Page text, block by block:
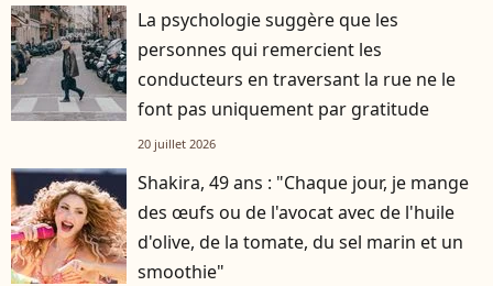
La psychologie suggère que les
personnes qui remercient les
conducteurs en traversant la rue ne le
font pas uniquement par gratitude
20 juillet 2026
Shakira, 49 ans : "Chaque jour, je mange
des œufs ou de l'avocat avec de l'huile
d'olive, de la tomate, du sel marin et un
smoothie"